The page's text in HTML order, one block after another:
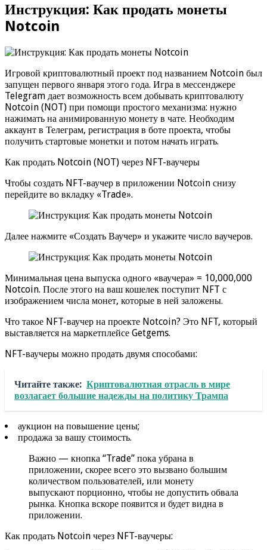
Инструкция: Как продать монеты
Notcoin
Игровой криптовалютный проект под названием Notcoin был
запущен первого января этого года. Игра в мессенджере
Telegram дает возможность всем добывать криптовалюту
Notcoin (NOT) при помощи простого механизма: нужно
нажимать на анимированную монету в чате. Необходим
аккаунт в Телеграм, регистрация в боте проекта, чтобы
получить стартовые монетки и потом начать играть.
Как продать Notcoin (NOT) через NFT-ваучеры
Чтобы создать NFT-ваучер в приложении Notcоin снизу
перейдите во вкладку «Trade».
Далее нажмите «Создать Ваучер» и укажите число ваучеров.
Минимальная цена выпуска одного «ваучера» = 10,000,000
Notcoin. После этого на ваш кошелек поступит NFT с
изображением числа монет, которые в ней заложены.
Что такое NFT-ваучер на проекте Notcoin? Это NFT, который
выставляется на маркетплейсе Getgems.
NFT-ваучеры можно продать двумя способами:
Читайте также: Криптовалютная отрасль в мире
возлагает большие надежды на политику Трампа
аукцион на повышение цены;
продажа за вашу стоимость.
Важно — кнопка “Trade” пока убрана в
приложении, скорее всего это вызвано большим
количеством пользователей, или монету
выпускают порционно, чтобы не допустить обвала
рынка. Кнопка вскоре появится и будет видна в
приложении.
Как продать Notcоin через NFT-ваучеры: